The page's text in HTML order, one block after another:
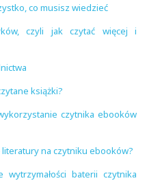
co musisz wiedzieć
czyli jak czytać więcej i
książki?
czytnika ebooków
na czytniku ebooków?
baterii czytnika